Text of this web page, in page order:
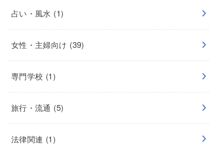
占い・風水 (1)
女性・主婦向け (39)
専門学校 (1)
旅行・流通 (5)
法律関連 (1)